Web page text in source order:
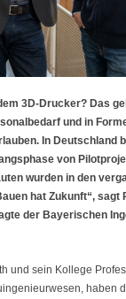
3D-Drucker? Das
und in
In Deutschland
von
wurden in den
hat Zukunft“,
der Bayerischen
und sein Kollege
haben